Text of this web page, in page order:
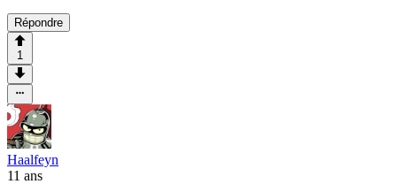
Répondre
1
Haalfeyn
11 ans